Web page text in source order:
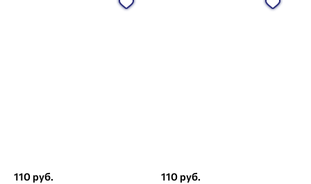
110 руб. 110 руб.